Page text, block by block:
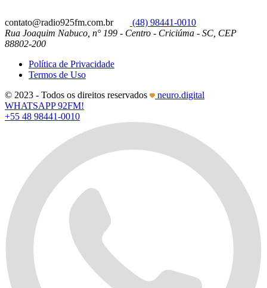
contato@radio925fm.com.br
(48) 98441-0010
Rua Joaquim Nabuco, n° 199 - Centro - Criciúma - SC, CEP
88802-200
Política de Privacidade
Termos de Uso
© 2023 - Todos os direitos reservados
neuro.digital
WHATSAPP 92FM!
+55 48 98441-0010